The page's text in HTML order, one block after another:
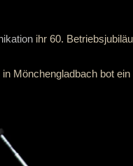
ihr 60.
in Mönchengladbach bot